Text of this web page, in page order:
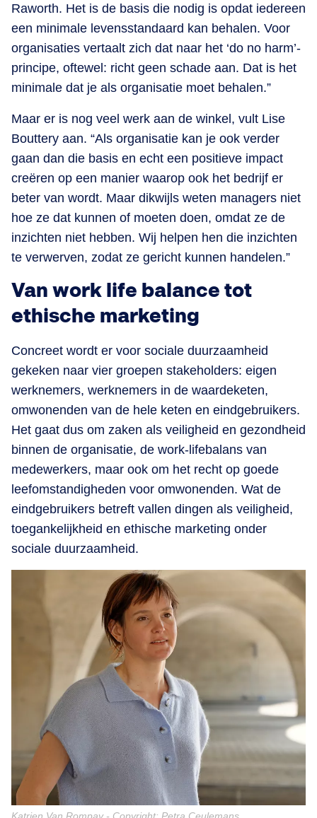
Raworth. Het is de basis die nodig is opdat iedereen
een minimale levensstandaard kan behalen. Voor
organisaties vertaalt zich dat naar het ‘do no harm’-
principe, oftewel: richt geen schade aan. Dat is het
minimale dat je als organisatie moet behalen.”
Maar er is nog veel werk aan de winkel, vult Lise
Bouttery aan. “Als organisatie kan je ook verder
gaan dan die basis en echt een positieve impact
creëren op een manier waarop ook het bedrijf er
beter van wordt. Maar dikwijls weten managers niet
hoe ze dat kunnen of moeten doen, omdat ze de
inzichten niet hebben. Wij helpen hen die inzichten
te verwerven, zodat ze gericht kunnen handelen.”
Van work life balance tot
ethische marketing
Concreet wordt er voor sociale duurzaamheid
gekeken naar vier groepen stakeholders: eigen
werknemers, werknemers in de waardeketen,
omwonenden van de hele keten en eindgebruikers.
Het gaat dus om zaken als veiligheid en gezondheid
binnen de organisatie, de work-lifebalans van
medewerkers, maar ook om het recht op goede
leefomstandigheden voor omwonenden. Wat de
eindgebruikers betreft vallen dingen als veiligheid,
toegankelijkheid en ethische marketing onder
sociale duurzaamheid.
Katrien Van Rompay - Copyright: Petra Ceulemans